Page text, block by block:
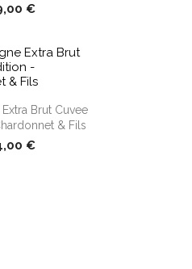
€
shopping_cart
Brut Cuvee
& Fils
€